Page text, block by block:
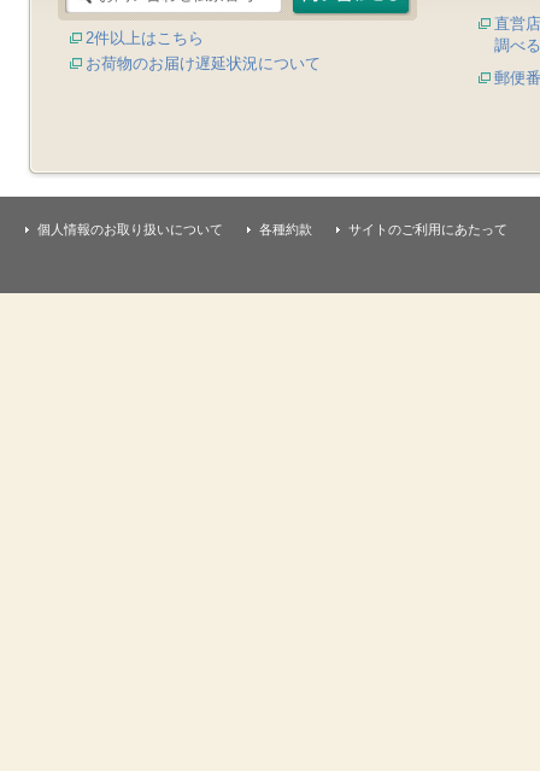
2件以上はこちら
お荷物のお届け遅延状況について
直営
調べる
郵便
個人情報のお取り扱いについて 各種約款 サイトのご利用にあたって